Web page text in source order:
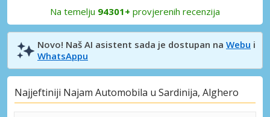
Na temelju 94301+ provjerenih recenzija
Novo! Naš AI asistent sada je dostupan na Webu i
WhatsAppu
Najjeftiniji Najam Automobila u Sardinija, Alghero